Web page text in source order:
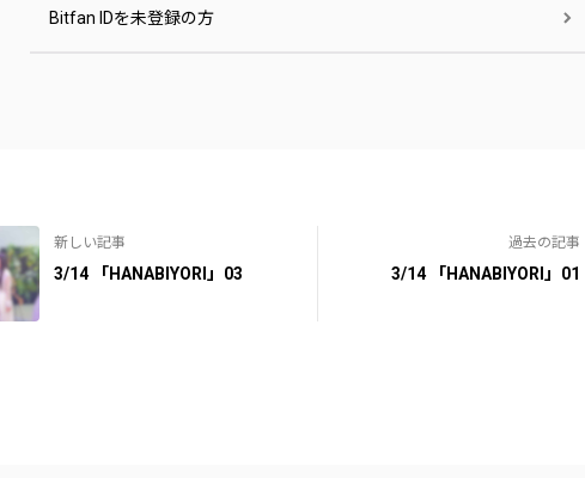
Bitfan IDを未登録の方
新しい記事
3/14 「HANABIYORI」03
過去の記事
3/14 「HANABIYORI」01